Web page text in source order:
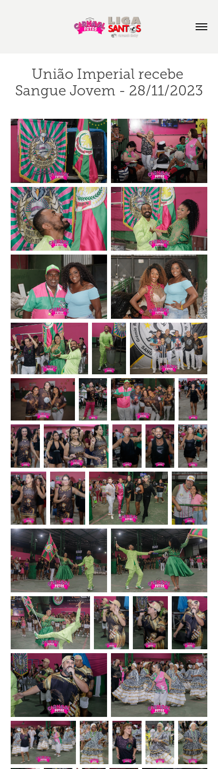
União Imperial recebe
Sangue Jovem - 28/11/2023